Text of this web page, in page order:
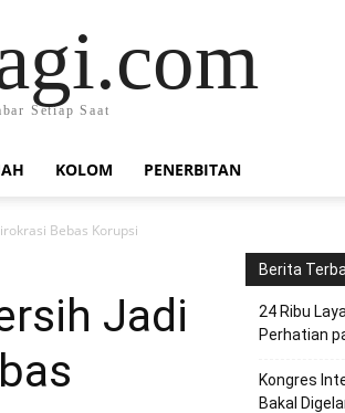
Setiap Saat
KOLOM PENERBITAN
Bebas Korupsi
Jadi
Berita
24 Ribu
Perhatian
Kongres
Bakal